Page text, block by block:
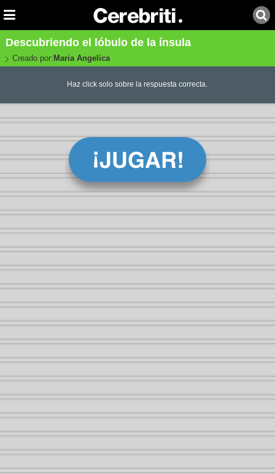
Descubriendo el lóbulo de la ínsula
Creado por: Maria Angelica
Haz click solo sobre la respuesta correcta.